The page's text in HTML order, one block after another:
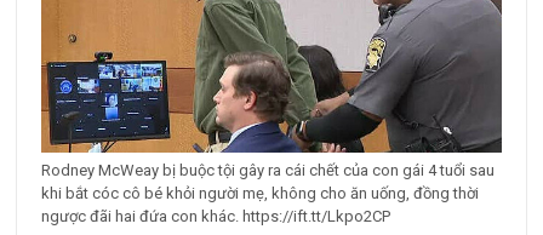
Rodney McWeay bị buộc tội gây ra cái chết của con gái 4 tuổi sau
khi bắt cóc cô bé khỏi người mẹ, không cho ăn uống, đồng thời
ngược đãi hai đứa con khác. https://ift.tt/Lkpo2CP